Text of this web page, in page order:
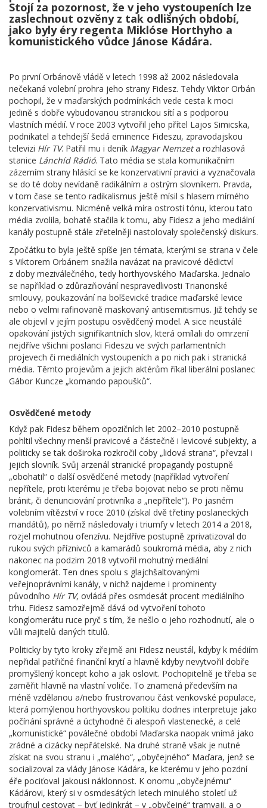
Stojí za pozornost, že v jeho vystoupeních lze
zaslechnout ozvěny z tak odlišných období,
jako byly éry regenta Miklóse Horthyho a
komunistického vůdce Jánose Kádára.
Po první Orbánově vládě v letech 1998 až 2002 následovala
nečekaná volební prohra jeho strany Fidesz. Tehdy Viktor Orbán
pochopil, že v maďarských podmínkách vede cesta k moci
jedině s dobře vybudovanou stranickou sítí a s podporou
vlastních médií. V roce 2003 vytvořil jeho přítel Lajos Simicska,
podnikatel a tehdejší šedá eminence Fideszu, zpravodajskou
televizi Hír TV. Patřil mu i deník Magyar Nemzeta rozhlasová
stanice Lánchíd Rádió. Tato média se stala komunikačním
zázemím strany hlásící se ke konzervativní pravici a vyznačovala
se do té doby nevídaně radikálním a ostrým slovníkem. Pravda,
v tom čase se tento radikalismus ještě mísil s hlasem mírného
konzervativismu. Nicméně velká míra ostrosti tónu, kterou tato
média zvolila, bohatě stačila k tomu, aby Fidesz a jeho mediální
kanály postupně stále zřetelněji nastolovaly společenský diskurs.
Zpočátku to byla ještě spíše jen témata, kterými se strana v čele
s Viktorem Orbánem snažila navázat na pravicové dědictví
z doby meziválečného, tedy horthyovského Maďarska. Jednalo
se například o zdůrazňování nespravedlivosti Trianonské
smlouvy, poukazování na bolševické tradice maďarské levice
nebo o velmi rafinovaně maskovaný antisemitismus. Již tehdy se
ale objevil v jejím postupu osvědčený model. A sice neustálé
opakování jistých signifikantních slov, která omílali do omrzení
nejdříve všichni poslanci Fideszu ve svých parlamentních
projevech či mediálních vystoupeních a po nich pak i stranická
média. Těmto projevům a jejich aktérům říkal liberální poslanec
Gábor Kuncze „komando papoušků“.
Osvědčené metody
Když pak Fidesz během opozičních let 2002–2010 postupně
pohltil všechny menší pravicové a částečně i levicové subjekty, a
politicky se tak doširoka rozkročil coby „lidová strana“, převzal i
jejich slovník. Svůj arzenál stranické propagandy postupně
„obohatil“ o další osvědčené metody (například vytvoření
nepřítele, proti kterému je třeba bojovat nebo se proti němu
bránit, či denunciování protivníka a „nepřítele“). Po jasném
volebním vítězství v roce 2010 (získal dvě třetiny poslaneckých
mandátů), po němž následovaly i triumfy v letech 2014 a 2018,
rozjel mohutnou ofenzívu. Nejdříve postupně zprivatizoval do
rukou svých příznivců a kamarádů soukromá média, aby z nich
nakonec na podzim 2018 vytvořil mohutný mediální
konglomerát. Ten dnes spolu s glajchšaltovanými
veřejnoprávními kanály, v nichž najdeme i prominenty
původního Hír TV, ovládá přes osmdesát procent mediálního
trhu. Fidesz samozřejmě dává od vytvoření tohoto
konglomerátu ruce pryč s tím, že nešlo o jeho rozhodnutí, ale o
vůli majitelů daných titulů.
Politicky by tyto kroky zřejmě ani Fidesz neustál, kdyby k médiím
nepřidal patřičné finanční krytí a hlavně kdyby nevytvořil dobře
promyšlený koncept koho a jak oslovit. Pochopitelně je třeba se
zaměřit hlavně na vlastní voliče. To znamená především na
méně vzdělanou a/nebo frustrovanou část venkovské populace,
která pomýlenou horthyovskou politiku dodnes interpretuje jako
počínání správné a úctyhodné či alespoň vlastenecké, a celé
„komunistické“ poválečné období Maďarska naopak vnímá jako
zrádné a cizácky nepřátelské. Na druhé straně však je nutné
získat na svou stranu i „malého“, „obyčejného“ Maďara, jenž se
socializoval za vlády Jánose Kádára, ke kterému v jeho pozdní
éře pociťoval jakousi náklonnost. K onomu „obyčejnému“
Kádárovi, který si v osmdesátých letech minulého století už
troufnul cestovat – byť jedinkrát – v „obyčejné“ tramvaji, a o